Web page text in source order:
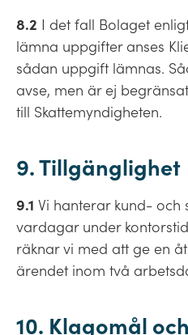
8.2 I det fall Bolaget
lämna uppgifter anses
sådan uppgift lämnas.
avse, men är ej
till Skattemyndigheten.
9. Tillgänglighet
9.1 Vi hanterar kund- och
vardagar under
räknar vi med att ge en
ärendet inom två
10. Klagomål